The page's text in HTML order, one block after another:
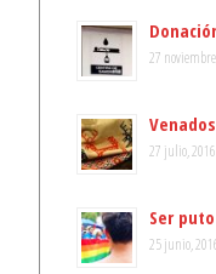
27
27 julio, 2016
Ser
25 junio,